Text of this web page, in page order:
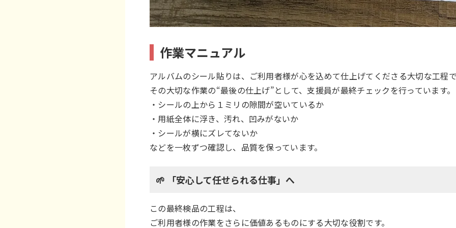
作業マニュアル
アルバムのシール貼りは、ご利用者様が心を込めて仕上げてくださる大切な工程
その大切な作業の“最後の仕上げ”として、支援員が最終チェックを行っています。
・シールの上から１ミリの隙間が空いているか
・用紙全体に浮き、汚れ、凹みがないか
・シールが横にズレてないか
などを一枚ずつ確認し、品質を保っています。
🌱 「安心して任せられる仕事」へ
この最終検品の工程は、
ご利用者様の作業をさらに価値あるものにする大切な役割です。